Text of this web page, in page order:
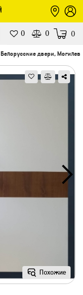
0 0 0
Белорусские двери, Могилев
Похожие